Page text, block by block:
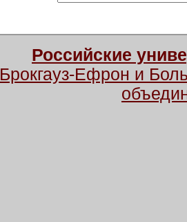
Российские
Брокгауз-Ефрон и